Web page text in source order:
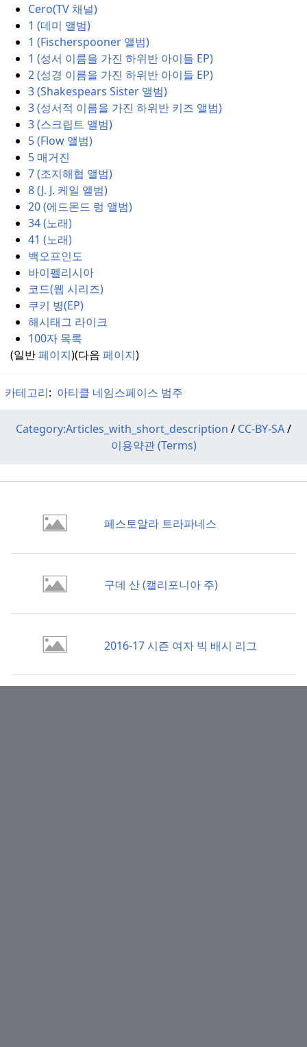
Cero(TV 채널)
1 (데미 앨범)
1 (Fischerspooner 앨범)
1 (성서 이름을 가진 하위반 아이들 EP)
2 (성경 이름을 가진 하위반 아이들 EP)
3 (Shakespears Sister 앨범)
3 (성서적 이름을 가진 하위반 키즈 앨범)
3 (스크립트 앨범)
5 (Flow 앨범)
5 매거진
7 (조지해협 앨범)
8 (J. J. 케일 앨범)
20 (에드몬드 렁 앨범)
34 (노래)
41 (노래)
백오프인도
바이펠리시아
코드(웹 시리즈)
쿠키 병(EP)
해시태그 라이크
100자 목록
(일반페이지)(다음 페이지)
카테고리: 아티클 네임스페이스 범주
Category:Articles_with_short_description / CC-BY-SA/
이용약관 (Terms)
페스토알라 트라파네스
구데 산 (캘리포니아 주)
2016-17 시즌 여자 빅 배시 리그